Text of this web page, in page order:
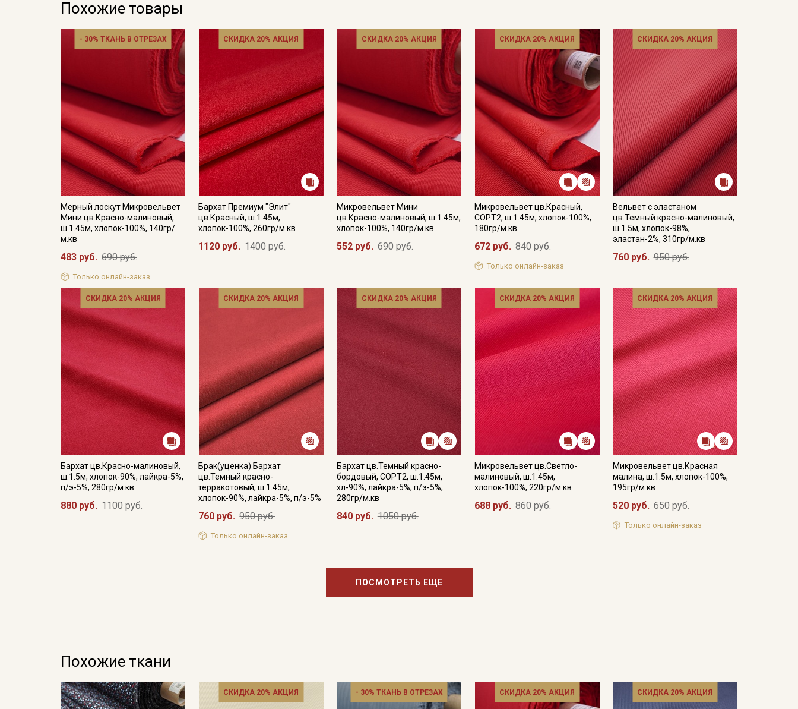
Похожие товары
- 30% ТКАНЬ В ОТРЕЗАХ
Мерный лоскут Микровельвет
Мини цв.Красно-малиновый,
ш.1.45м, хлопок-100%, 140гр/
м.кв
483 руб. 690 руб.
Только онлайн-заказ
СКИДКА 20% АКЦИЯ
Бархат Премиум "Элит"
цв.Красный, ш.1.45м,
хлопок-100%, 260гр/м.кв
1120 руб. 1400 руб.
СКИДКА 20% АКЦИЯ
Микровельвет Мини
цв.Красно-малиновый, ш.1.45м,
хлопок-100%, 140гр/м.кв
552 руб. 690 руб.
СКИДКА 20% АКЦИЯ
Микровельвет цв.Красный,
СОРТ2, ш.1.45м, хлопок-100%,
180гр/м.кв
672 руб. 840 руб.
Только онлайн-заказ
СКИДКА 20% АКЦИЯ
Вельвет с эластаном
цв.Темный красно-малиновый,
ш.1.5м, хлопок-98%,
эластан-2%, 310гр/м.кв
760 руб. 950 руб.
СКИДКА 20% АКЦИЯ
Бархат цв.Красно-малиновый,
ш.1.5м, хлопок-90%, лайкра-5%,
п/э-5%, 280гр/м.кв
880 руб. 1100 руб.
СКИДКА 20% АКЦИЯ
Брак(уценка) Бархат
цв.Темный красно-
терракотовый, ш.1.45м,
хлопок-90%, лайкра-5%, п/э-5%
760 руб. 950 руб.
Только онлайн-заказ
СКИДКА 20% АКЦИЯ
Бархат цв.Темный красно-
бордовый, СОРТ2, ш.1.45м,
хл-90%, лайкра-5%, п/э-5%,
280гр/м.кв
840 руб. 1050 руб.
СКИДКА 20% АКЦИЯ
Микровельвет цв.Светло-
малиновый, ш.1.45м,
хлопок-100%, 220гр/м.кв
688 руб. 860 руб.
СКИДКА 20% АКЦИЯ
Микровельвет цв.Красная
малина, ш.1.5м, хлопок-100%,
195гр/м.кв
520 руб. 650 руб.
Только онлайн-заказ
ПОСМОТРЕТЬ ЕЩЕ
Похожие ткани
СКИДКА 20% АКЦИЯ - 30% ТКАНЬ В ОТРЕЗАХ СКИДКА 20% АКЦИЯ СКИДКА 20% АКЦИЯ
информационных рассылок